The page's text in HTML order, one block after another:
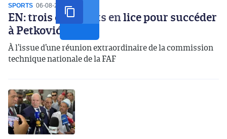
SPORTS 06-08-2026
EN: trois candidats en lice pour succéder
à Petković
À l’issue d’une réunion extraordinaire de la commission
technique nationale de la FAF